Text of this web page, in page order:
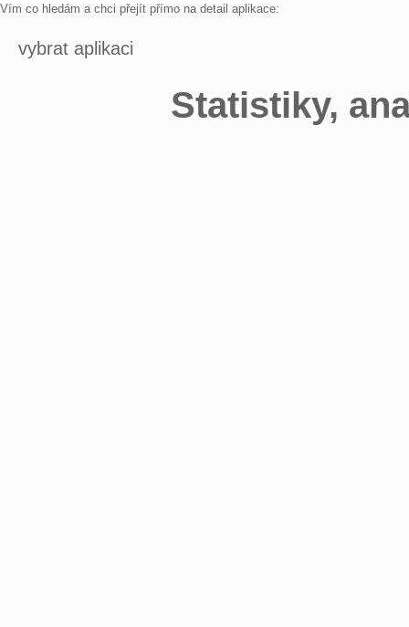
Vím co hledám a chci přejít přímo na detail aplikace:
vybrat aplikaci
Statistiky,